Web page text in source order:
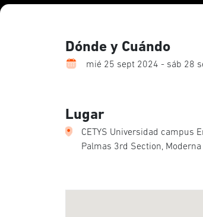
Dónde y Cuándo
mié 25 sept 2024 - sáb 28
Lugar
CETYS Universidad campus
Palmas 3rd Section,